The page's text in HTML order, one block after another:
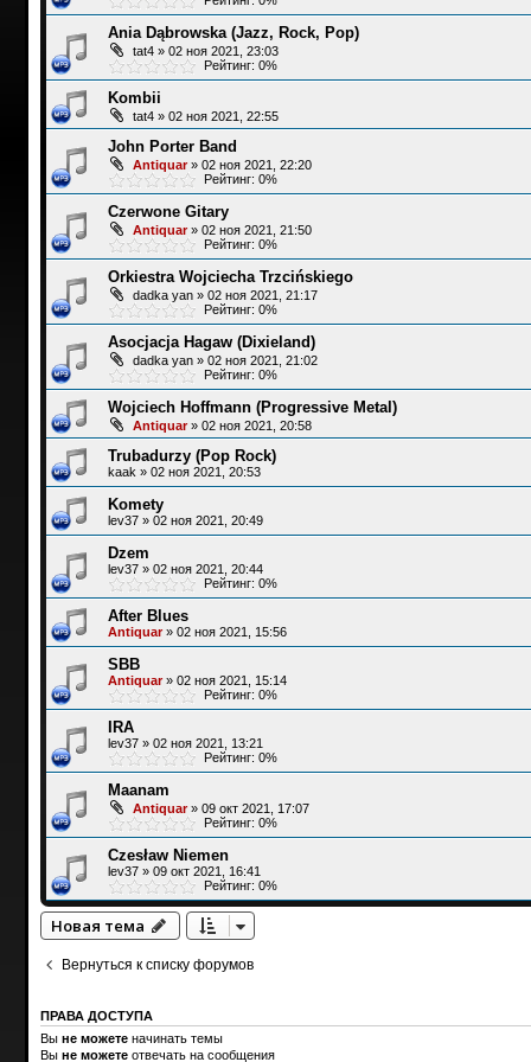
Ania Dąbrowska (Jazz, Rock, Pop)
tat4» 02 ноя 2021, 23:03
Рейтинг: 0%
Kombii
tat4» 02 ноя 2021, 22:55
John Porter Band
Antiquar» 02 ноя 2021, 22:20
Рейтинг: 0%
Czerwone Gitary
Antiquar» 02 ноя 2021, 21:50
Рейтинг: 0%
Orkiestra Wojciecha Trzcińskiego
dadka yan» 02 ноя 2021, 21:17
Рейтинг: 0%
Asocjacja Hagaw (Dixieland)
dadka yan» 02 ноя 2021, 21:02
Рейтинг: 0%
Wojciech Hoffmann (Progressive Metal)
Antiquar» 02 ноя 2021, 20:58
Trubadurzy (Pop Rock)
kaak » 02 ноя 2021, 20:53
Komety
lev37» 02 ноя 2021, 20:49
Dzem
lev37» 02 ноя 2021, 20:44
Рейтинг: 0%
After Blues
Antiquar» 02 ноя 2021, 15:56
SBB
Antiquar» 02 ноя 2021, 15:14
Рейтинг: 0%
IRA
lev37» 02 ноя 2021, 13:21
Рейтинг: 0%
Maanam
Antiquar» 09 окт 2021, 17:07
Рейтинг: 0%
Czesław Niemen
lev37» 09 окт 2021, 16:41
Рейтинг: 0%
Новая тема
Вернуться к списку форумов
ПРАВА ДОСТУПА
Вы не можетеначинать темы
Вы не можетеотвечать на сообщения